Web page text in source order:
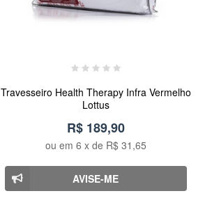
Travesseiro Health Therapy Infra Vermelho
Lottus
R$ 189,90
ou em 6 x de R$ 31,65
AVISE-ME